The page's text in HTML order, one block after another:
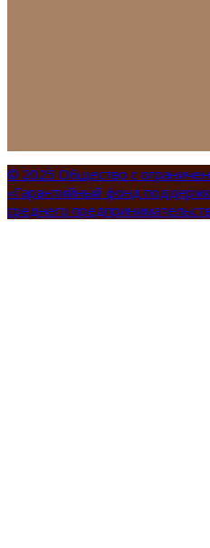
© 2025 Общество с
«Гарантийный фонд
среднего